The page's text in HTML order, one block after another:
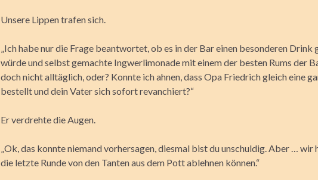
Unsere Lippen trafen sich.
„Ich habe nur die Frage beantwortet, ob es in der Bar einen besonderen Drink
würde und selbst gemachte Ingwerlimonade mit einem der besten Rums der
doch nicht alltäglich, oder? Konnte ich ahnen, dass Opa Friedrich gleich eine
bestellt und dein Vater sich sofort revanchiert?“
Er verdrehte die Augen.
„Ok, das konnte niemand vorhersagen, diesmal bist du unschuldig. Aber … wir
die letzte Runde von den Tanten aus dem Pott ablehnen können.“